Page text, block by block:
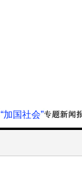
“加国社会”